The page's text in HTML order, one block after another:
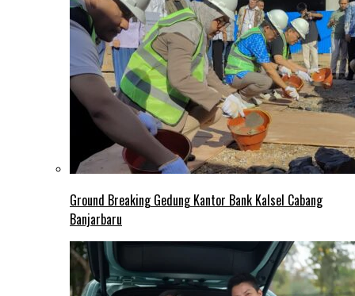
Ground Breaking Gedung Kantor Bank Kalsel Cabang
Banjarbaru